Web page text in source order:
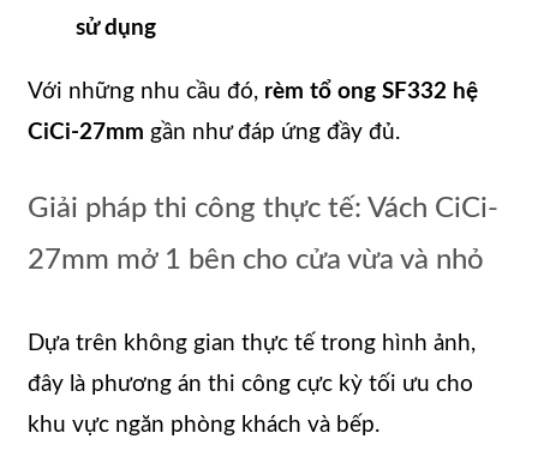
sử dụng
Với những nhu cầu đó, rèm tổ ong SF332 hệ
CiCi-27mm gần như đáp ứng đầy đủ.
Giải pháp thi công thực tế: Vách CiCi-
27mm mở 1 bên cho cửa vừa và nhỏ
Dựa trên không gian thực tế trong hình ảnh,
đây là phương án thi công cực kỳ tối ưu cho
khu vực ngăn phòng khách và bếp.